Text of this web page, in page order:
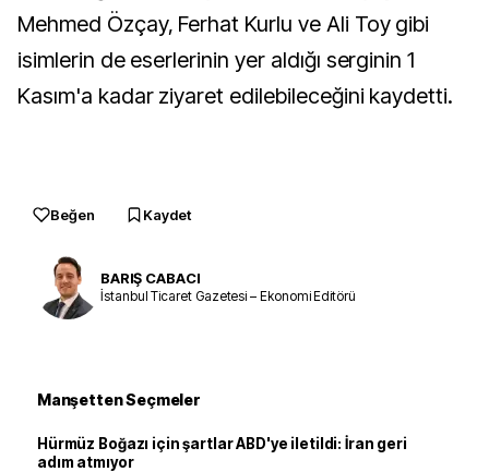
Mehmed Özçay, Ferhat Kurlu ve Ali Toy gibi
isimlerin de eserlerinin yer aldığı serginin 1
Kasım'a kadar ziyaret edilebileceğini kaydetti.
Beğen Kaydet
BARIŞ CABACI
İstanbul Ticaret Gazetesi – Ekonomi Editörü
Manşetten Seçmeler
Hürmüz Boğazı için şartlar ABD'ye iletildi: İran geri
adım atmıyor